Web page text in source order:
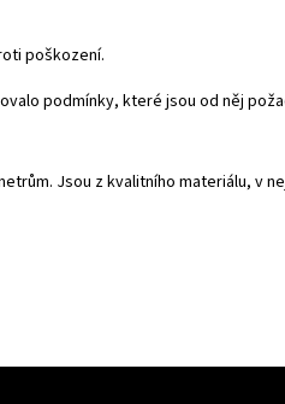
poškození.
podmínky, které jsou od něj
Jsou z kvalitního materiálu, v